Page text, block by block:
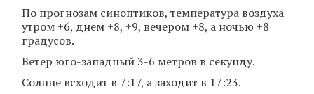
По прогнозам синоптиков, температура воздуха
утром +6, днем +8, +9, вечером +8, а ночью +8
градусов.
Ветер юго-западный 3-6 метров в секунду.
Солнце всходит в 7:17, а заходит в 17:23.